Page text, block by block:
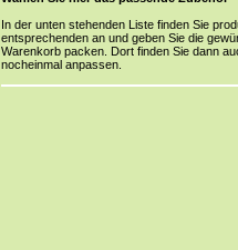
In der unten stehenden Liste finden Sie
entsprechenden an und geben Sie die
Warenkorb packen. Dort finden Sie dann
nocheinmal anpassen.